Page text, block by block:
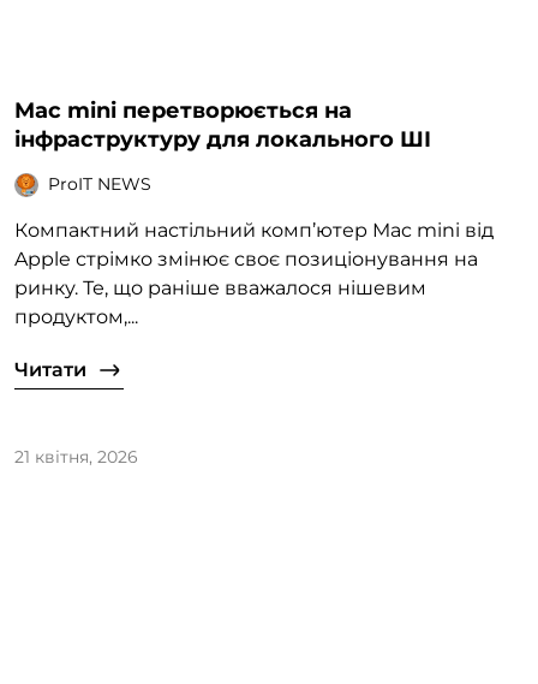
Mac mini перетворюється на
інфраструктуру для локального ШІ
ProIT NEWS
Компактний настільний комп’ютер Mac mini від
Apple стрімко змінює своє позиціонування на
ринку. Те, що раніше вважалося нішевим
продуктом,...
Читати
21 квітня, 2026